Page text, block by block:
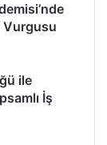
Vurgusu
ile
İş